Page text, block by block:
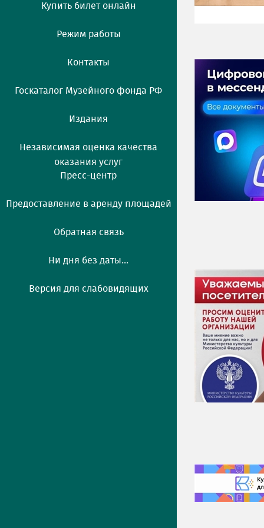
Купить билет онлайн
Режим работы
Контакты
Госкаталог Музейного фонда РФ
Издания
Независимая оценка качества
оказания услуг
Пресс-центр
Предоставление в аренду площадей
Обратная связь
Ни дня без даты...
Версия для слабовидящих